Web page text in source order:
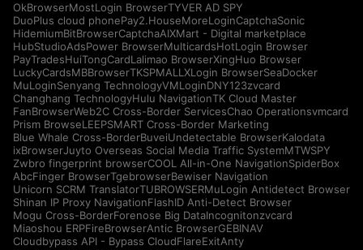
OkBrowserMostLogin BrowserTYVER AD SPY
DuoPlus cloud phonePay2.HouseMoreLoginCaptchaSonic
HidemiumBitBrowserCaptchaAIXMart - Digital marketplace
HubStudioAdsPower BrowserMulticardsHotLogin Browser
PayTradesHuiTongCardLalimao BrowserXingHuo Browser
LuckyCardsMBBrowserTKSPMALLXLogin BrowserSeaDocker
MuLoginSenyang TechnologyVMLoginDNY123zvcard
Changhang TechnologyHulu NavigationTK Cloud Master
FanBrowserWeb2C Cross-Border ServicesChao Operationsvmcard
Prism BrowseLEEPSMART Cross-Border Marketing
Blue Whale Cross-BorderBuveiUndetectable BrowserKalodata
ixBrowserJuyto Overseas Social Media Traffic SystemMTWSPY
Zwbro fingerprint browserCOOL All-in-One NavigationSpiderBox
AbcFinger BrowserTgebrowserBewiser Navigation
Unicorn SCRM TranslatorTUBROWSERMuLogin Antidetect Browser
Shinan IP Proxy NavigationFlashID Anti-Detect Browser
Mogu Cross-BorderForenose Big DataIncognitonzvcard
Miaoshou ERPFireBrowserAntic BrowserGEBINAV
Cloudbypass API - Bypass CloudFlareExitAnty